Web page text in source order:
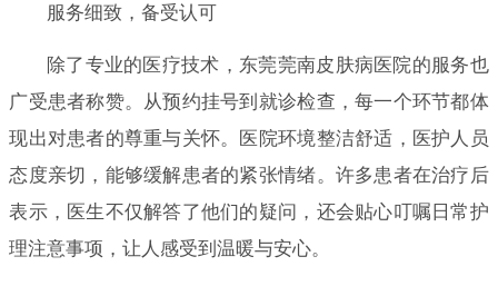
服务细致，备受认可
除了专业的医疗技术，东莞莞南皮肤病医院的服务也
广受患者称赞。从预约挂号到就诊检查，每一个环节都体
现出对患者的尊重与关怀。医院环境整洁舒适，医护人员
态度亲切，能够缓解患者的紧张情绪。许多患者在治疗后
表示，医生不仅解答了他们的疑问，还会贴心叮嘱日常护
理注意事项，让人感受到温暖与安心。